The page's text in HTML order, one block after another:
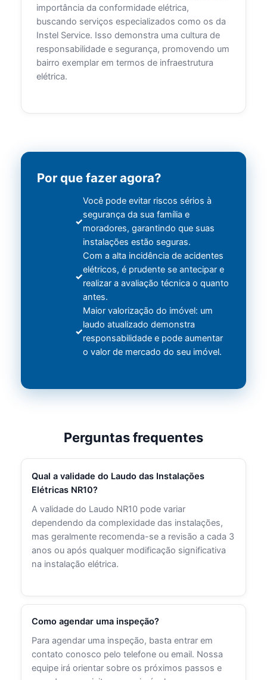
importância da conformidade elétrica,
buscando serviços especializados como os da
Instel Service. Isso demonstra uma cultura de
responsabilidade e segurança, promovendo um
bairro exemplar em termos de infraestrutura
elétrica.
Por que fazer agora?
Você pode evitar riscos sérios à
segurança da sua família e
moradores, garantindo que suas
instalações estão seguras.
Com a alta incidência de acidentes
elétricos, é prudente se antecipar e
realizar a avaliação técnica o quanto
antes.
Maior valorização do imóvel: um
laudo atualizado demonstra
responsabilidade e pode aumentar
o valor de mercado do seu imóvel.
Perguntas frequentes
Qual a validade do Laudo das Instalações
Elétricas NR10?
A validade do Laudo NR10 pode variar
dependendo da complexidade das instalações,
mas geralmente recomenda-se a revisão a cada 3
anos ou após qualquer modificação significativa
na instalação elétrica.
Como agendar uma inspeção?
Para agendar uma inspeção, basta entrar em
contato conosco pelo telefone ou email. Nossa
equipe irá orientar sobre os próximos passos e